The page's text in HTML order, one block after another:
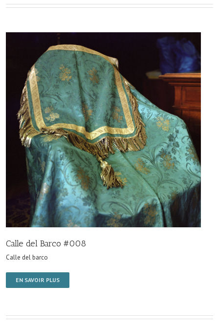
Calle del Barco #008
Calle del barco
EN SAVOIR PLUS